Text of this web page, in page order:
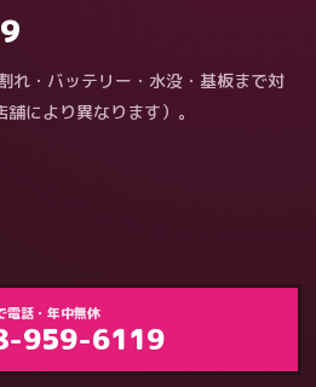
れ・バッテリー・水没・基板まで対
により異なります）。
電話・年中無休
959-6119